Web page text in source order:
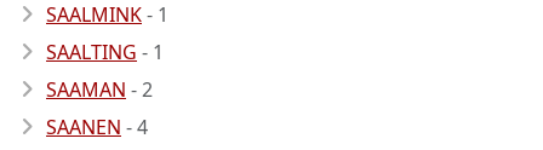
SAALMINK- 1
SAALTING - 1
SAAMAN - 2
SAANEN - 4